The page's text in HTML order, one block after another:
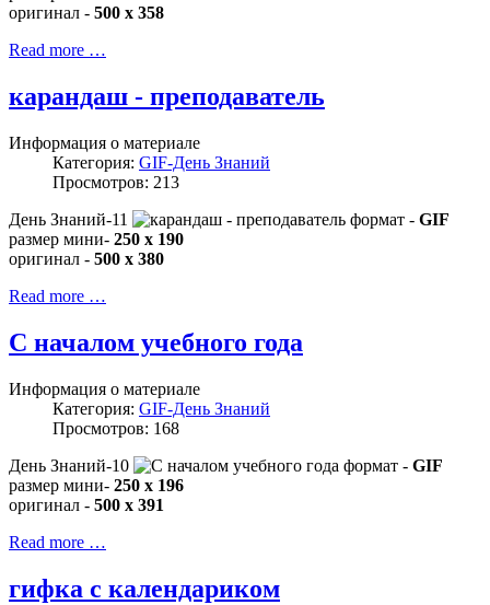
оригинал - 500 x 358
Read more …
карандаш - преподаватель
Информация о материале
Категория: GIF-День Знаний
Просмотров: 213
День Знаний-11
формат - GIF
размер мини- 250 x 190
оригинал - 500 x 380
Read more …
С началом учебного года
Информация о материале
Категория: GIF-День Знаний
Просмотров: 168
День Знаний-10
формат - GIF
размер мини- 250 x 196
оригинал - 500 x 391
Read more …
гифка с календариком